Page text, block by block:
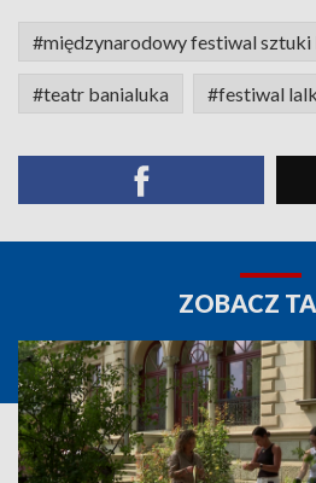
#międzynarodowy festiwal
#teatr banialuka #festiwal
ZOBACZ